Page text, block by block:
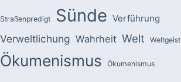
Straßenpredigt Sünde Verführung
Verweltlichung Wahrheit Welt Weltgeist
Ökumenismus Ökumenismus